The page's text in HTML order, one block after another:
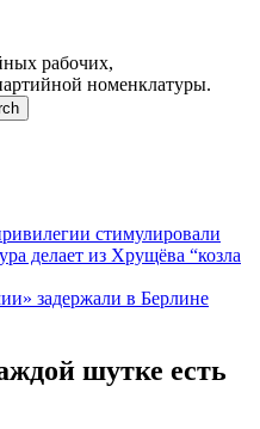
рабочих,
номенклатуры.
стимулировали
делает из Хрущёва “козла
задержали в Берлине
шутке есть